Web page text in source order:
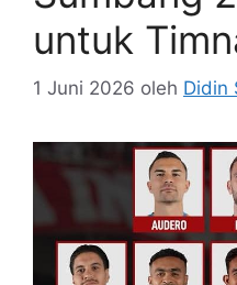
untuk
1 Juni 2026 oleh Didin